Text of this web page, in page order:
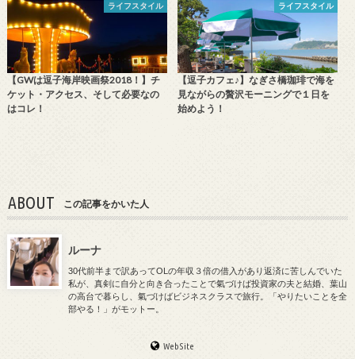
ライフスタイル
【GWは逗子海岸映画祭2018！】チ
ケット・アクセス、そして必要なの
はコレ！
ライフスタイル
【逗子カフェ♪】なぎさ橋珈琲で海を
見ながらの贅沢モーニングで１日を
始めよう！
ABOUT この記事をかいた人
ルーナ
30代前半まで訳あってOLの年収３倍の借入があり返済に苦しんでいた
私が、真剣に自分と向き合ったことで氣づけば投資家の夫と結婚、葉山
の高台で暮らし、氣づけばビジネスクラスで旅行。「やりたいことを全
部やる！」がモットー。
WebSite